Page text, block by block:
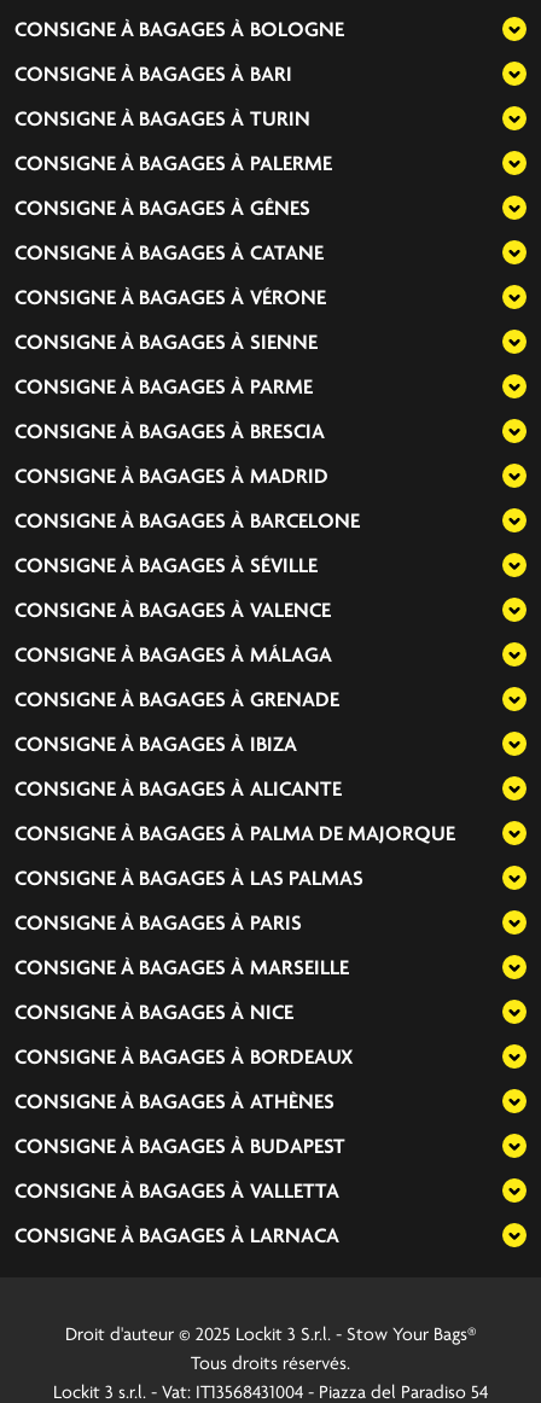
CONSIGNE À BAGAGES À BOLOGNE
CONSIGNE À BAGAGES À BARI
CONSIGNE À BAGAGES À TURIN
CONSIGNE À BAGAGES À PALERME
CONSIGNE À BAGAGES À GÊNES
CONSIGNE À BAGAGES À CATANE
CONSIGNE À BAGAGES À VÉRONE
CONSIGNE À BAGAGES À SIENNE
CONSIGNE À BAGAGES À PARME
CONSIGNE À BAGAGES À BRESCIA
CONSIGNE À BAGAGES À MADRID
CONSIGNE À BAGAGES À BARCELONE
CONSIGNE À BAGAGES À SÉVILLE
CONSIGNE À BAGAGES À VALENCE
CONSIGNE À BAGAGES À MÁLAGA
CONSIGNE À BAGAGES À GRENADE
CONSIGNE À BAGAGES À IBIZA
CONSIGNE À BAGAGES À ALICANTE
CONSIGNE À BAGAGES À PALMA DE MAJORQUE
CONSIGNE À BAGAGES À LAS PALMAS
CONSIGNE À BAGAGES À PARIS
CONSIGNE À BAGAGES À MARSEILLE
CONSIGNE À BAGAGES À NICE
CONSIGNE À BAGAGES À BORDEAUX
CONSIGNE À BAGAGES À ATHÈNES
CONSIGNE À BAGAGES À BUDAPEST
CONSIGNE À BAGAGES À VALLETTA
CONSIGNE À BAGAGES À LARNACA
Droit d'auteur © 2025 Lockit 3 S.r.l. - Stow Your Bags®
Tous droits réservés.
Lockit 3 s.r.l. - Vat: IT13568431004 - Piazza del Paradiso 54